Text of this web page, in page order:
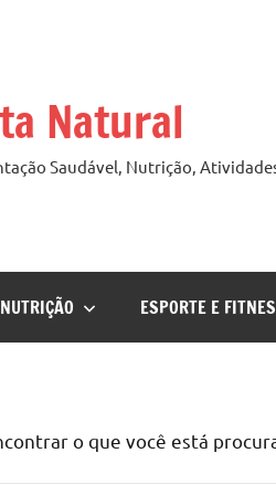
Natural
Saudável, Nutrição,
ESPORTE E
o que você está